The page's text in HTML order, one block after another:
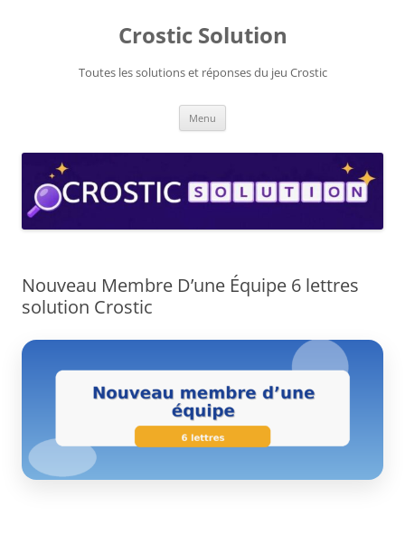
Crostic Solution
Toutes les solutions et réponses du jeu Crostic
Menu
Nouveau Membre D’une Équipe 6 lettres
solution Crostic